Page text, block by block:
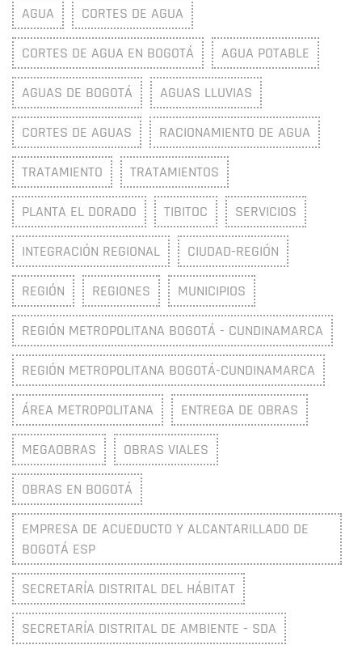
AGUA CORTES DE AGUA
CORTES DE AGUA EN BOGOTÁ AGUA POTABLE
AGUAS DE BOGOTÁ AGUAS LLUVIAS
CORTES DE AGUAS RACIONAMIENTO DE AGUA
TRATAMIENTO TRATAMIENTOS
PLANTA EL DORADO TIBITOC SERVICIOS
INTEGRACIÓN REGIONAL CIUDAD-REGIÓN
REGIÓN REGIONES MUNICIPIOS
REGIÓN METROPOLITANA BOGOTÁ - CUNDINAMARCA
REGIÓN METROPOLITANA BOGOTÁ-CUNDINAMARCA
ÁREA METROPOLITANA ENTREGA DE OBRAS
MEGAOBRAS OBRAS VIALES
OBRAS EN BOGOTÁ
EMPRESA DE ACUEDUCTO Y ALCANTARILLADO DE
BOGOTÁ ESP
SECRETARÍA DISTRITAL DEL HÁBITAT
SECRETARÍA DISTRITAL DE AMBIENTE - SDA